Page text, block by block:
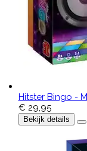
Hitster Bingo -
€ 29,95
Bekijk details